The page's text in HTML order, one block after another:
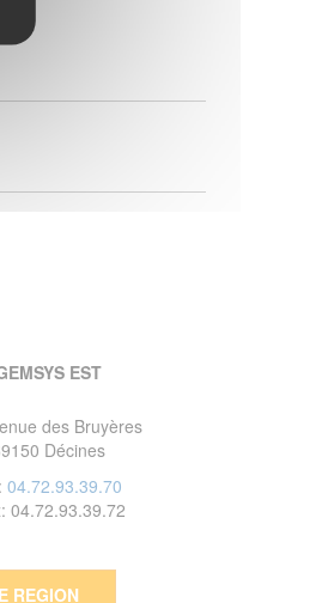
EST
des Bruyères
Décines
04.72.93.39.70
04.72.93.39.72
REGION